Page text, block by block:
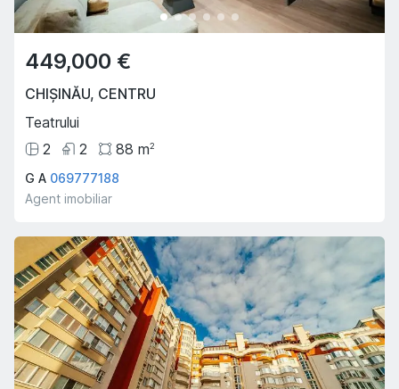
449,000 €
CHIȘINĂU, CENTRU
Teatrului
2
2 88 m2
G A 069777188
Agent imobiliar